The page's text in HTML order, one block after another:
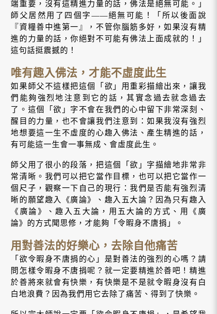
端重要，沒有這精進力量的話，佛法是絕無可能。」
師父居然用了四個字——絕無可能！「所以後面說
『資糧善中進第一』，不管你腦筋多好，如果沒有精
進的力量的話，你絕對不可能有佛法上面成就的！」
這句話挺震撼的！
唯有趣入佛法，才能不虛度此生
如果師父不這樣把這個「欲」用重彩描繪出來，讓我
們能夠強烈地注意到它的話，其實念過去就念過去
了。這個「欲」字不會在我們的心中留下非常深刻、
醒目的力量，也不會讓我們注意到：如果我沒有強烈
地想要這一生不虛度的心趣入佛法、產生精進的話，
有可能這一生會一事無成、會虛度此生。
師父用了很小的段落，把這個「欲」字描繪地非常非
常清晰。我們可以把它當作目標，也可以把它當作一
個尺子，觀察一下自己的現行：我們是否能有強烈清
晰的願望趣入《廣論》、趣入五大論？因為只有趣入
《廣論》、趣入五大論，用五大論的方式、用《廣
論》的方式聞思修，才能夠「令暇身不唐捐」。
用對善法的好樂心，去除自他痛苦
「欲令暇身不唐捐的心」是對善法的強烈的心嗎？請
問怎樣令暇身不唐捐呢？就一定要精進於善吧！精進
於善將來就會有快樂，有快樂是不是就令暇身沒有白
白地浪費？因為我們用它去除了痛苦、得到了快樂。